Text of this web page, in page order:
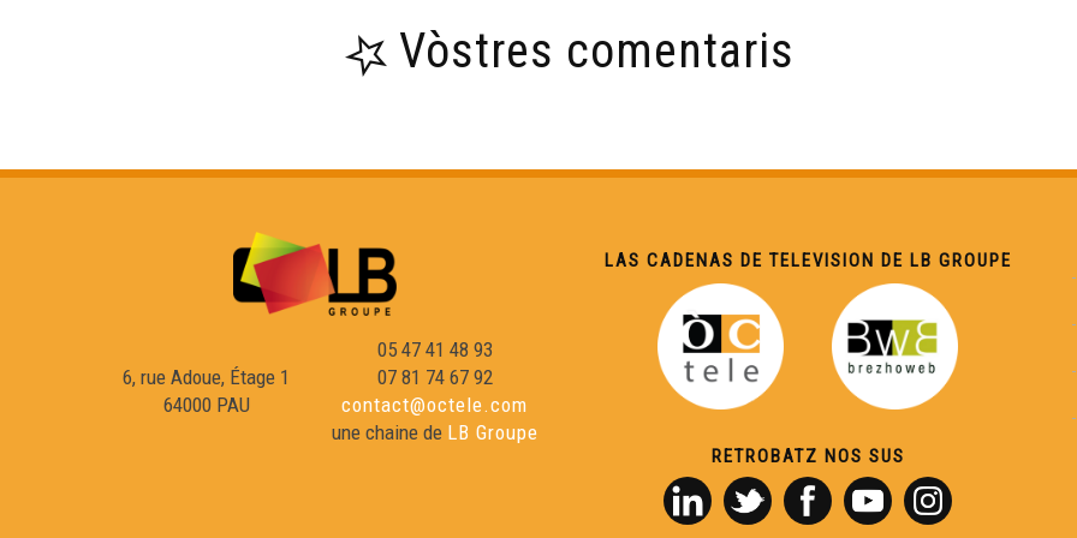
Vòstres comentaris
6, rue Adoue, Étage 1
64000 PAU
05 47 41 48 93
07 81 74 67 92
contact@octele.com
une chaine de LB Groupe
LAS CADENAS DE TELEVISION DE LB GROUPE
RETROBATZ NOS SUS